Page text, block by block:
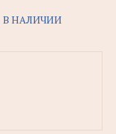
В НАЛИЧИИ